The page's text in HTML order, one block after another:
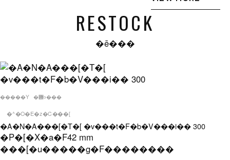
RESTOCK
�ē���
�����Y �݌ɂ���
�^�O�E�z�C���[
�A�N�A���[�T�[ �v���t�F�b�V���i�� 300
�P�[�X�a�F42 mm
���[�u�����g�F��������